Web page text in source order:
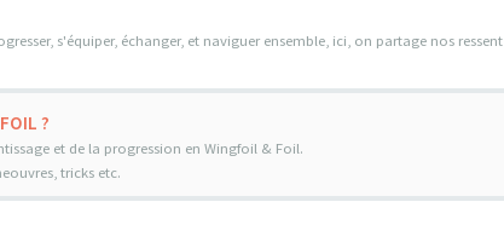
s'équiper, échanger, et naviguer ensemble, ici, on partage nos ressent
?
et de la progression en Wingfoil & Foil.
tricks etc.